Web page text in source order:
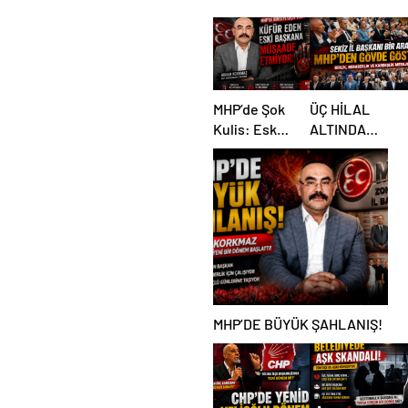
MHP’de Şok
Kulis: Eski
Başkan
Sahnede!
Korkmaz Yol
Vermiyor
ÜÇ HİLAL
ALTINDA
TARİHİ
BULUŞMA!
SEKİZ İL
BAŞKANI
BİR ARADA
MHP’DE BÜYÜK ŞAHLANIŞ!